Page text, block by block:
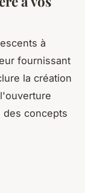
à
fournissant
la création
concepts